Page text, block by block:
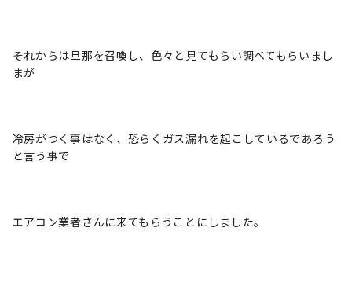
それからは旦那を召喚し、色々と見てもらい調べてもらいまし
まが
冷房がつく事はなく、恐らくガス漏れを起こしているであろう
と言う事で
エアコン業者さんに来てもらうことにしました。